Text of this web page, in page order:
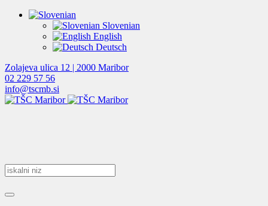
Slovenian
English
Deutsch
Zolajeva ulica 12 | 2000 Maribor
02 229 57 56
info@tscmb.si